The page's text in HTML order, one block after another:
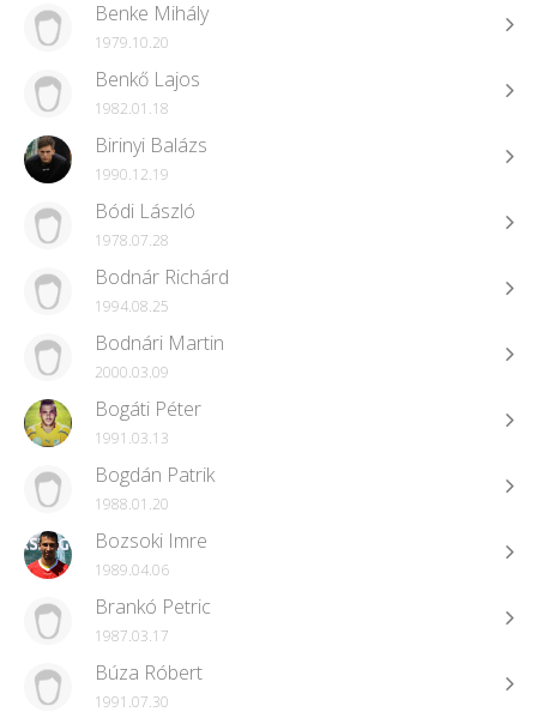
Benke Mihály
1979.10.20
Benkő Lajos
1982.01.18
Birinyi Balázs
1990.12.19
Bódi László
1978.07.28
Bodnár Richárd
1994.08.25
Bodnári Martin
2000.03.09
Bogáti Péter
1991.03.13
Bogdán Patrik
1988.01.20
Bozsoki Imre
1989.04.06
Brankó Petric
1987.03.17
Búza Róbert
1991.07.30